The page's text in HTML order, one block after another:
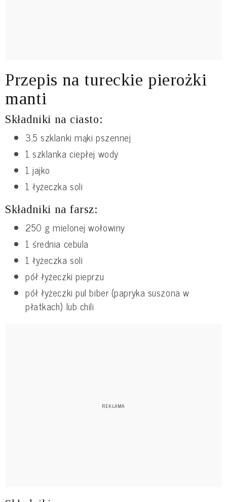
Przepis na tureckie pierożki
manti
Składniki na ciasto:
3,5 szklanki mąki pszennej
1 szklanka ciepłej wody
1 jajko
1 łyżeczka soli
Składniki na farsz:
250 g mielonej wołowiny
1 średnia cebula
1 łyżeczka soli
pół łyżeczki pieprzu
pół łyżeczki pul biber (papryka suszona w
płatkach) lub chili